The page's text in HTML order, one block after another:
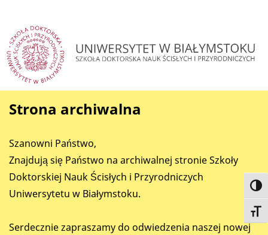
Strona archiwalna
Szanowni Państwo,
Znajdują się Państwo na archiwalnej stronie Szkoły
Doktorskiej Nauk Ścisłych i Przyrodniczych
Uniwersytetu w Białymstoku.
Serdecznie zapraszamy do odwiedzenia naszej nowej